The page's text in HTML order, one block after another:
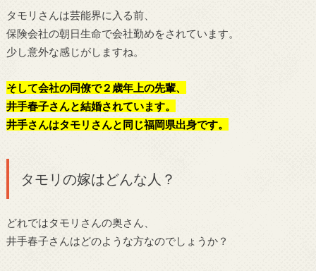
タモリさんは芸能界に入る前、
保険会社の朝日生命で会社勤めをされています。
少し意外な感じがしますね。
そして会社の同僚で２歳年上の先輩、
井手春子さんと結婚されています。
井手さんはタモリさんと同じ福岡県出身です。
タモリの嫁はどんな人？
どれではタモリさんの奥さん、
井手春子さんはどのような方なのでしょうか？